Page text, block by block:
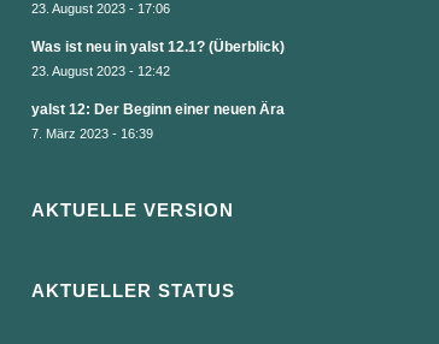
23. August 2023 - 17:06
Was ist neu in yalst 12.1? (Überblick)
23. August 2023 - 12:42
yalst 12: Der Beginn einer neuen Ära
7. März 2023 - 16:39
AKTUELLE VERSION
AKTUELLER STATUS